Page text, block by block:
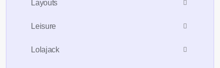
Layouts
Leisure
Lolajack